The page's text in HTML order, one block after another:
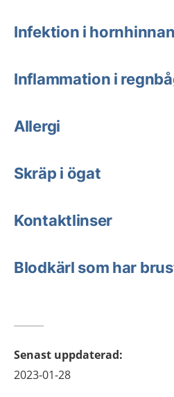
Infektion i hornhinnan
Inflammation i
Allergi
Skräp i ögat
Kontaktlinser
Blodkärl som har
Senast uppdaterad:
2023-01-28